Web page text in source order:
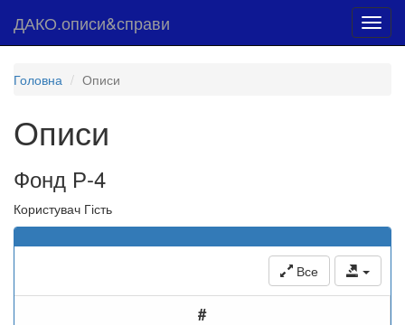
ДАКО.описи&справи
Головна Описи
Описи
Фонд Р-4
Користувач Гість
Все
#